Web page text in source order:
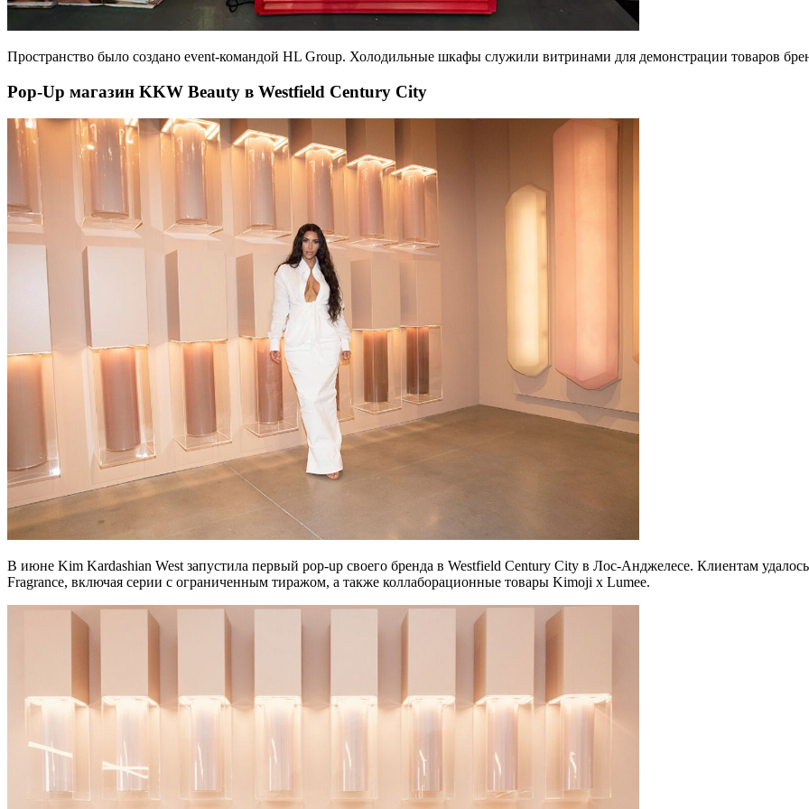
Пространство было создано event-командой HL Group. Холодильные шкафы служили витринами для демонстрации товаров
Pop-Up магазин KKW Beauty в Westfield Century City
В июне Kim Kardashian West запустила первый pop-up своего бренда в Westfield Century City в Лос-Анджелесе. Клиентам
Fragrance, включая серии с ограниченным тиражом, а также коллаборационные товары Kimoji x Lumee.